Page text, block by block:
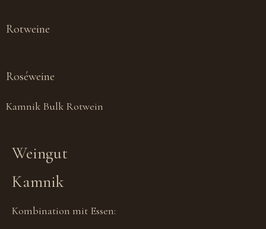
Rotweine
Roséweine
Kamnik Bulk Rotwein
Weingut
Kamnik
Kombination mit Essen: